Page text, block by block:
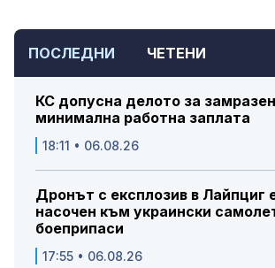
ПОСЛЕДНИ ЧЕТЕНИ
КС допусна делото за
минимална работна заплата
18:11 • 06.08.26
Дронът с експлозив в Лайпциг
насочен към украински
боеприпаси
17:55 • 06.08.26